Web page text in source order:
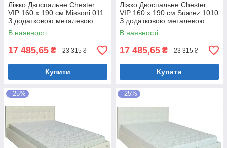
Ліжко Двоспальне Chester
VIP 160 х 190 см Missoni 011
З додатковою металевою
цільнозварною рамою
Темно-коричневий
В наявності
17 485,65 ₴ 23 315 ₴
Купити
Ліжко Двоспальне Chester
VIP 160 х 190 см Suarez 1010
З додатковою металевою
цільнозварною рамою
Коричневий
В наявності
17 485,65 ₴ 23 315 ₴
Купити
–25% –25%